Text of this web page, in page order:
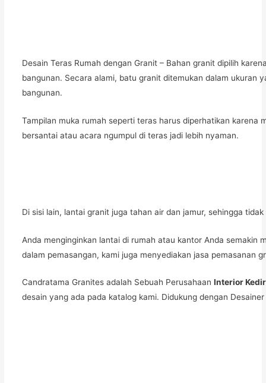
Desain Teras Rumah dengan Granit – Bahan granit dipilih
bangunan. Secara alami, batu granit ditemukan dalam ukuran
bangunan.
Tampilan muka rumah seperti teras harus diperhatikan
bersantai atau acara ngumpul di teras jadi lebih nyaman.
Di sisi lain, lantai granit juga tahan air dan jamur, sehingga
Anda menginginkan lantai di rumah atau kantor Anda semakin
dalam pemasangan, kami juga menyediakan jasa pemasanan
Candratama Granites adalah Sebuah PerusahaanInterior
desain yang ada pada katalog kami. Didukung dengan